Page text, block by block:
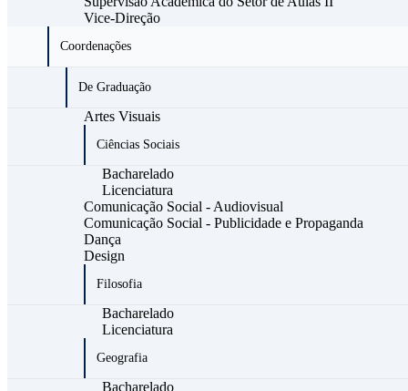
Vice-Direção
Coordenações
De Graduação
Artes Visuais
Ciências Sociais
Bacharelado
Licenciatura
Comunicação Social - Audiovisual
Comunicação Social - Publicidade e Propaganda
Dança
Design
Filosofia
Bacharelado
Licenciatura
Geografia
Bacharelado